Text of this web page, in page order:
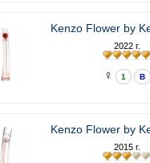
Kenzo Flower by
2022 г.
♀ 1 В
Kenzo Flower by
2015 г.